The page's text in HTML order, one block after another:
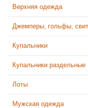
Верхняя одежда
Джемперы, гольфы,
Купальники
Купальники раздельные
Лоты
Мужская одежда